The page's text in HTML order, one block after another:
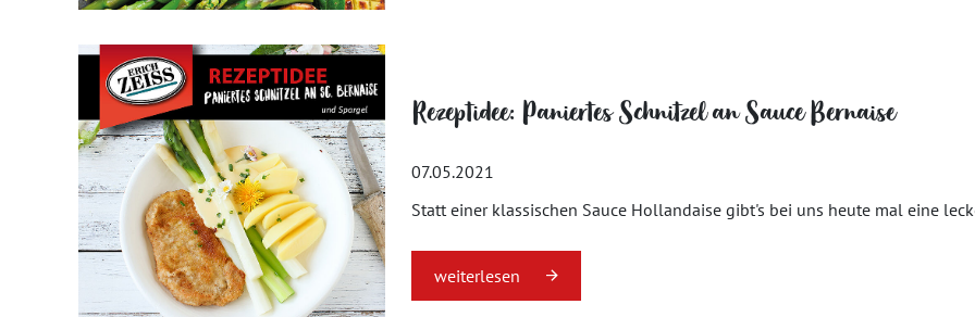
Rezeptidee: Paniertes Schnitzel an Sauce Bernaise
07.05.2021
Statt einer klassischen Sauce Hollandaise gibt's bei uns heute mal eine
weiterlesen